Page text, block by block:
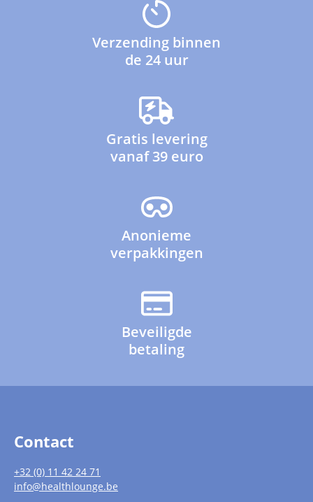
Verzending binnen
de 24 uur
Gratis levering
vanaf 39 euro
Anonieme
verpakkingen
Beveiligde
betaling
Contact
+32 (0) 11 42 24 71
info@healthlounge.be